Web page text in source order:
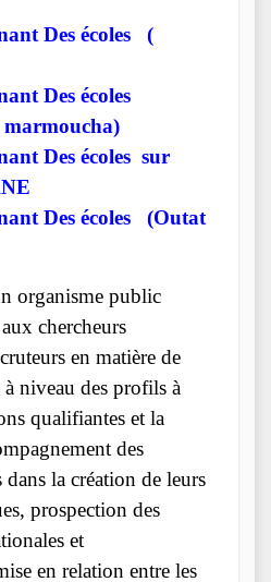
Des écoles (
Des écoles
Des écoles sur
Des écoles (Outat
organisme public
chercheurs
en matière de
niveau des profils à
qualifiantes et la
des
la création de leurs
prospection des
et
en relation entre les